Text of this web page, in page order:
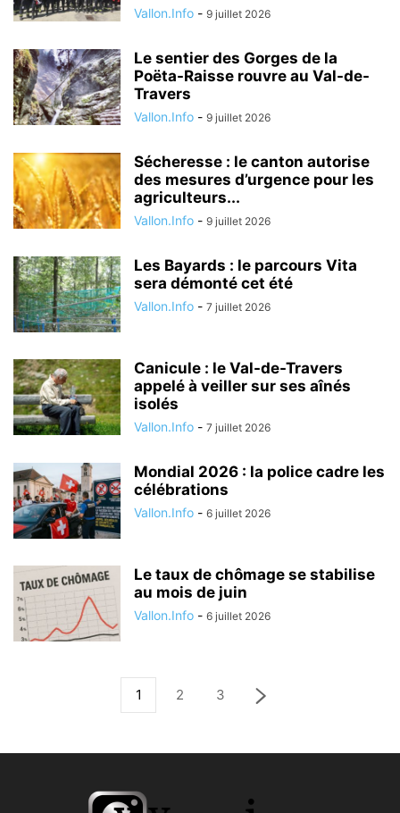
Vallon.Info - 9 juillet 2026
Le sentier des Gorges de la
Poëta-Raisse rouvre au Val-de-
Travers
Vallon.Info - 9 juillet 2026
Sécheresse : le canton autorise
des mesures d’urgence pour les
agriculteurs...
Vallon.Info - 9 juillet 2026
Les Bayards : le parcours Vita
sera démonté cet été
Vallon.Info - 7 juillet 2026
Canicule : le Val-de-Travers
appelé à veiller sur ses aînés
isolés
Vallon.Info - 7 juillet 2026
Mondial 2026 : la police cadre les
célébrations
Vallon.Info - 6 juillet 2026
Le taux de chômage se stabilise
au mois de juin
Vallon.Info - 6 juillet 2026
1 2 3